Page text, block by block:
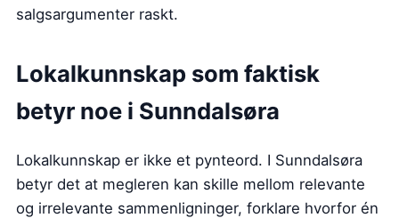
salgsargumenter raskt.
Lokalkunnskap som faktisk
betyr noe i Sunndalsøra
Lokalkunnskap er ikke et pynteord. I Sunndalsøra
betyr det at megleren kan skille mellom relevante
og irrelevante sammenligninger, forklare hvorfor én